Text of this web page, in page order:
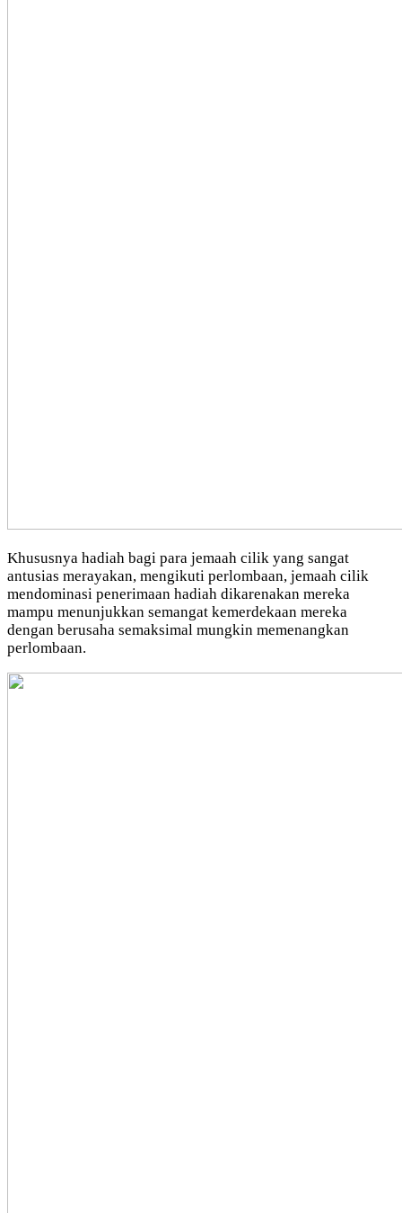
Khususnya hadiah bagi para jemaah cilik yang sangat
antusias merayakan, mengikuti perlombaan, jemaah cilik
mendominasi penerimaan hadiah dikarenakan mereka
mampu menunjukkan semangat kemerdekaan mereka
dengan berusaha semaksimal mungkin memenangkan
perlombaan.